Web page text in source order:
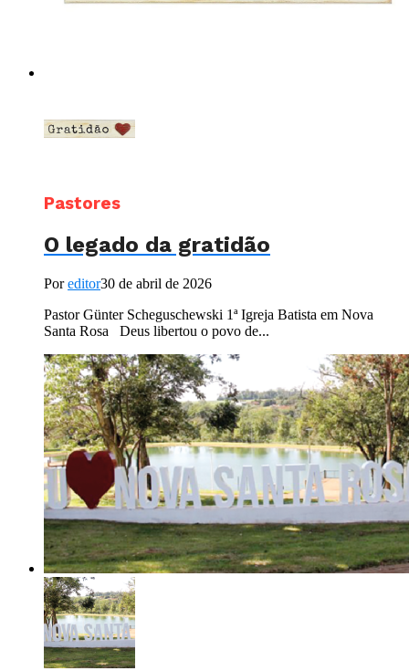
Pastores
O legado da gratidão
Poreditor30 de abril de 2026
Pastor Günter Scheguschewski 1ª Igreja Batista em Nova
Santa Rosa Deus libertou o povo de...